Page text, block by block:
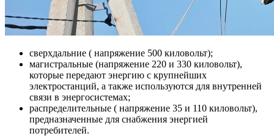
сверхдальние ( напряжение 500 киловольт);
магистральные (напряжение 220 и 330 киловольт),
которые передают энергию с крупнейших
электростанций, а также используются для внутренней
связи в энергосистемах;
распределительные ( напряжение 35 и 110 киловольт),
предназначенные для снабжения энергией
потребителей.